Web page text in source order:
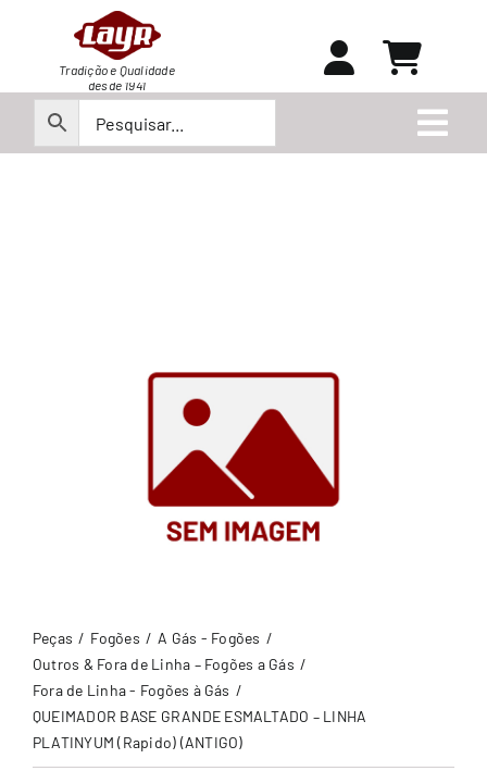
conteúdo
Tradição e Qualidade
desde 1941
Peças Fogões
A Gás - Fogões
Outros & Fora de Linha – Fogões a Gás
Fora de Linha - Fogões à Gás
QUEIMADOR BASE GRANDE ESMALTADO – LINHA
PLATINYUM (Rapido) (ANTIGO)